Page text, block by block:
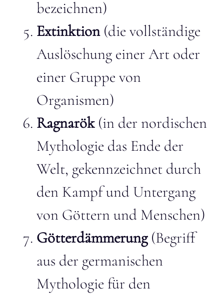
bezeichnen)
Extinktion (die vollständige
Auslöschung einer Art oder
einer Gruppe von
Organismen)
Ragnarök (in der nordischen
Mythologie das Ende der
Welt, gekennzeichnet durch
den Kampf und Untergang
von Göttern und Menschen)
Götterdämmerung (Begriff
aus der germanischen
Mythologie für den